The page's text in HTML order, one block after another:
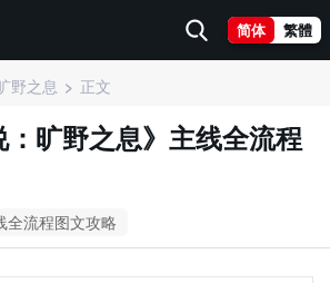
简体 繁體
野之息 正文
：旷野之息》主线全流程
全流程图文攻略